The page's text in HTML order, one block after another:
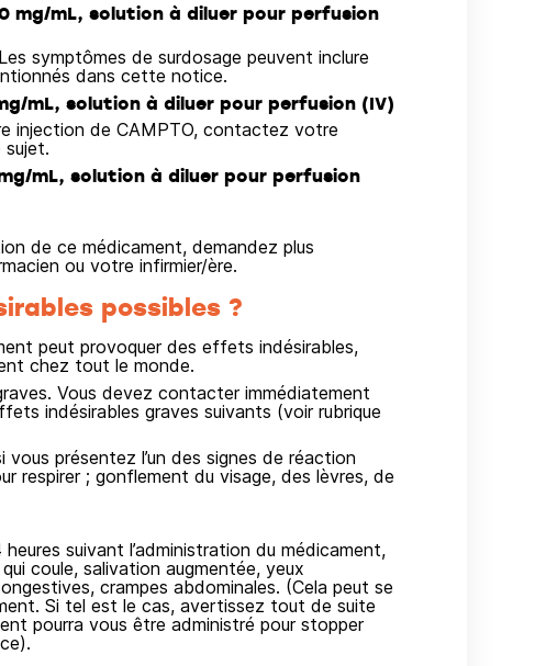
mg/mL, solution à diluer pour perfusion
symptômes de surdosage peuvent inclure
dans cette notice.
mL, solution à diluer pour perfusion (IV)
injection de CAMPTO, contactez votre
mL, solution à diluer pour perfusion
de ce médicament, demandez plus
ou votre infirmier/ère.
possibles ?
peut provoquer des effets indésirables,
chez tout le monde.
Vous devez contacter immédiatement
indésirables graves suivants (voir rubrique
vous présentez l’un des signes de réaction
respirer ; gonflement du visage, des lèvres, de
suivant l’administration du médicament,
coule, salivation augmentée, yeux
crampes abdominales. (Cela peut se
Si tel est le cas, avertissez tout de suite
pourra vous être administré pour stopper